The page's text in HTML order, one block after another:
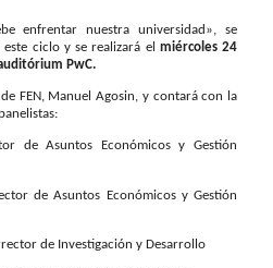
enfrentar nuestra universidad», se
ciclo y se realizará el miércoles 24
PwC.
FEN, Manuel Agosin, y contará con la
de Asuntos Económicos y Gestión
de Asuntos Económicos y Gestión
de Investigación y Desarrollo